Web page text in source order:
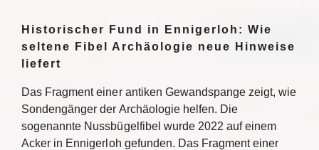
Historischer Fund in Ennigerloh: Wie
seltene Fibel Archäologie neue Hinweise
liefert
Das Fragment einer antiken Gewandspange zeigt, wie
Sondengänger der Archäologie helfen. Die
sogenannte Nussbügelfibel wurde 2022 auf einem
Acker in Ennigerloh gefunden. Das Fragment einer